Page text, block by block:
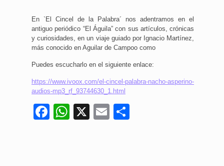
En `El Cincel de la Palabra´ nos adentramos en el
antiguo periódico “El Águila” con sus artículos, crónicas
y curiosidades, en un viaje guiado por Ignacio Martínez,
más conocido en Aguilar de Campoo como
Puedes escucharlo en el siguiente enlace:
https://www.ivoox.com/el-cincel-palabra-nacho-asperino-
audios-mp3_rf_93744630_1.html
Facebook
WhatsApp
X Email